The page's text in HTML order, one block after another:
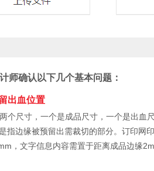
师确认以下几个基本问题：
出血位置
个尺寸，一个是成品尺寸，一个是出血
指边缘被预留出需裁切的部分。订印
，文字信息内容需置于距离成品边缘